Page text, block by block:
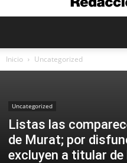
Inicio Uncategorized
Uncategorized
Listas las
de Murat; por
excluyen a titular de